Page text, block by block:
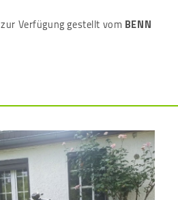
zur Verfügung gestellt vom BENN